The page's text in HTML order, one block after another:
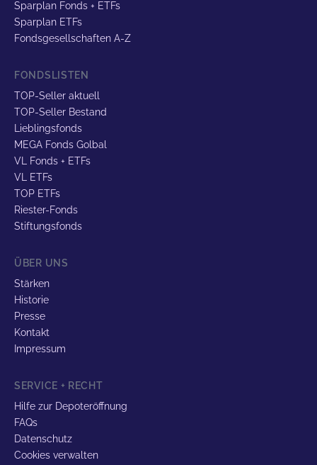
Sparplan ETFs
Fondsgesellschaften A-Z
TOP-Seller Bestand
Lieblingsfonds
MEGA Fonds Golbal
VL Fonds + ETFs
VL ETFs
TOP ETFs
Riester-Fonds
Stiftungsfonds
Historie
Presse
Kontakt
Impressum
FAQs
Datenschutz
Cookies verwalten
Sitemap